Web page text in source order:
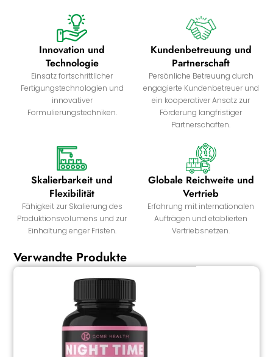
Innovation und
Technologie
Einsatz fortschrittlicher
Fertigungstechnologien und
innovativer
Formulierungstechniken.
Kundenbetreuung und
Partnerschaft
Persönliche Betreuung durch
engagierte Kundenbetreuer und
ein kooperativer Ansatz zur
Förderung langfristiger
Partnerschaften.
Skalierbarkeit und
Flexibilität
Fähigkeit zur Skalierung des
Produktionsvolumens und zur
Einhaltung enger Fristen.
Globale Reichweite und
Vertrieb
Erfahrung mit internationalen
Aufträgen und etablierten
Vertriebsnetzen.
Verwandte Produkte